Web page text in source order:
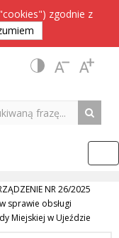
zgodnie z
NR 26/2025
sprawie obsługi
Miejskiej w Ujeździe